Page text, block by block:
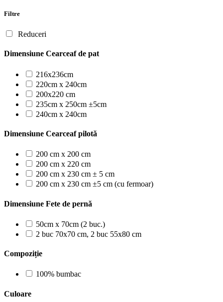
Filtre
Reduceri
Dimensiune Cearceaf de pat
216x236cm
220cm x 240cm
200x220 cm
235cm x 250cm ±5cm
240cm x 240cm
Dimensiune Cearceaf pilotă
200 cm x 200 cm
200 cm x 220 cm
200 cm x 230 cm ± 5 cm
200 cm x 230 cm ±5 cm (cu fermoar)
Dimensiune Fete de pernă
50cm x 70cm (2 buc.)
2 buc 70x70 cm, 2 buc 55x80 cm
Compoziție
100% bumbac
Culoare